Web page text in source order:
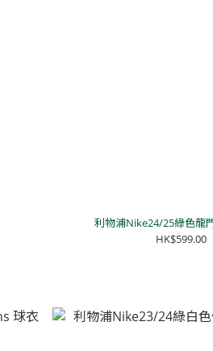
利物浦Nike24/25綠色龍
HK$599.00